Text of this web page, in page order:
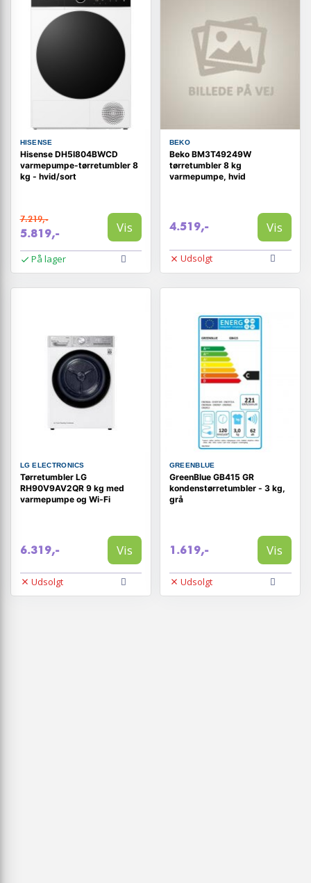
HISENSE
Hisense DH5I804BWCD
varmepumpe-tørretumbler 8
kg - hvid/sort
7.219,-
5.819,- Vis
På lager
BEKO
Beko BM3T49249W
tørretumbler 8 kg
varmepumpe, hvid
4.519,- Vis
Udsolgt
LG ELECTRONICS
Tørretumbler LG
RH90V9AV2QR 9 kg med
varmepumpe og Wi‑Fi
6.319,- Vis
Udsolgt
GREENBLUE
GreenBlue GB415 GR
kondenstørretumbler - 3 kg,
grå
1.619,- Vis
Udsolgt